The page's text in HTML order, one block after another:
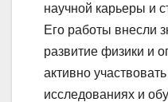
научной карьеры и
Его работы внесли
развитие физики и
активно
исследованиях и